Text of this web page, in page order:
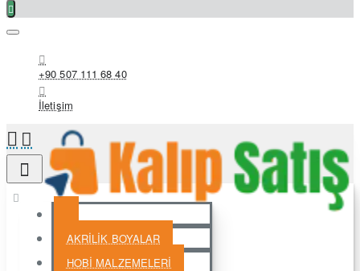
+90 507 111 68 40
İletişim
AKRİLİK BOYALAR
HOBİ MALZEMELERİ